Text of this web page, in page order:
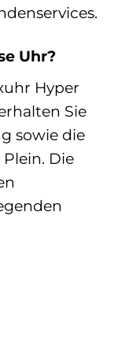
Uhr?
Hyper
Sie
sowie die
Die